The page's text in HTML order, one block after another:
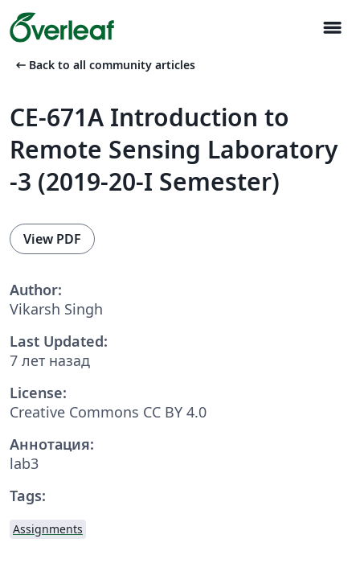
menu
arrow_left_alt Back to all community articles
CE-671A Introduction to
Remote Sensing Laboratory
-3 (2019-20-I Semester)
View PDF
Author:
Vikarsh Singh
Last Updated:
7 лет назад
License:
Creative Commons CC BY 4.0
Аннотация:
lab3
Tags:
Assignments